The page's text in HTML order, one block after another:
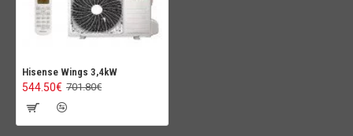
Hisense Wings 3,4kW
544.50€ 701.80€